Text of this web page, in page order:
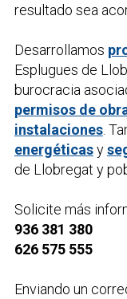
resultado sea
Desarrollamos
Esplugues de
burocracia
permisos de
instalaciones.
energéticasy
de Llobregat y
Solicite más
936 381 380
626 575 555
Enviando un